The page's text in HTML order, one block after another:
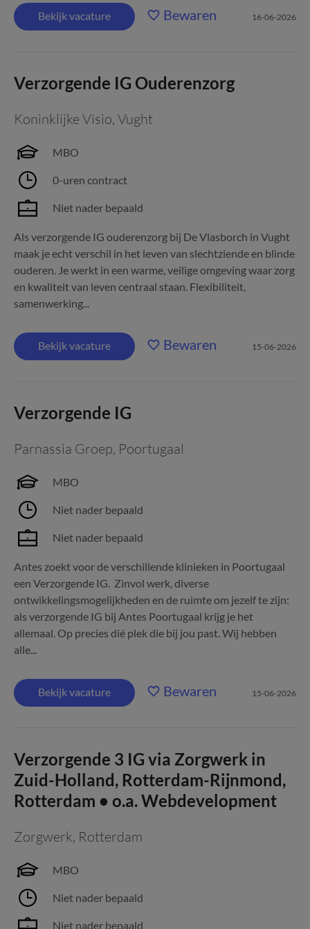
Bekijk vacature Bewaren 16-06-2026
Verzorgende IG Ouderenzorg
Koninklijke Visio, Vught
MBO
0-uren contract
Niet nader bepaald
Als verzorgende IG ouderenzorg bij De Vlasborch in Vught
maak je echt verschil in het leven van slechtziende en blinde
ouderen. Je werkt in een warme, veilige omgeving waar zorg
en kwaliteit van leven centraal staan. Flexibiliteit,
samenwerking...
Bekijk vacature Bewaren 15-06-2026
Verzorgende IG
Parnassia Groep, Poortugaal
MBO
Niet nader bepaald
Niet nader bepaald
Antes zoekt voor de verschillende klinieken in Poortugaal
een Verzorgende IG. Zinvol werk, diverse
ontwikkelingsmogelijkheden en de ruimte om jezelf te zijn:
als verzorgende IG bij Antes Poortugaal krijg je het
allemaal. Op precies dié plek die bij jou past. Wij hebben
alle...
Bekijk vacature Bewaren 15-06-2026
Verzorgende 3 IG via Zorgwerk in
Zuid-Holland, Rotterdam-Rijnmond,
Rotterdam • o.a. Webdevelopment
Zorgwerk, Rotterdam
MBO
Niet nader bepaald
Niet nader bepaald